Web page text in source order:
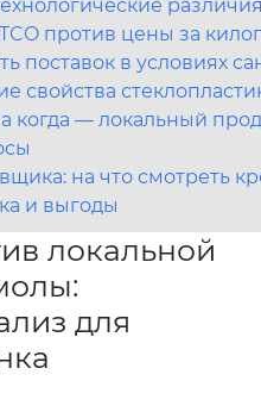
против цены за
поставок в условиях
свойства
когда — локальный
на что смотреть
и выгоды
локальной
для